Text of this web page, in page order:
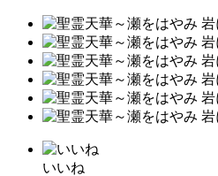
いいね